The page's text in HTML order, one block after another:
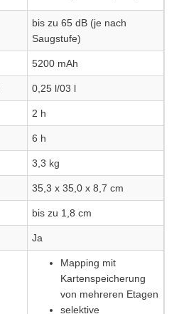
bis zu 65 dB (je nach
Saugstufe)
5200 mAh
0,25 l/03 l
2 h
6 h
3,3 kg
35,3 x 35,0 x 8,7 cm
bis zu 1,8 cm
Ja
Mapping mit
Kartenspeicherung
von mehreren Etagen
selektive